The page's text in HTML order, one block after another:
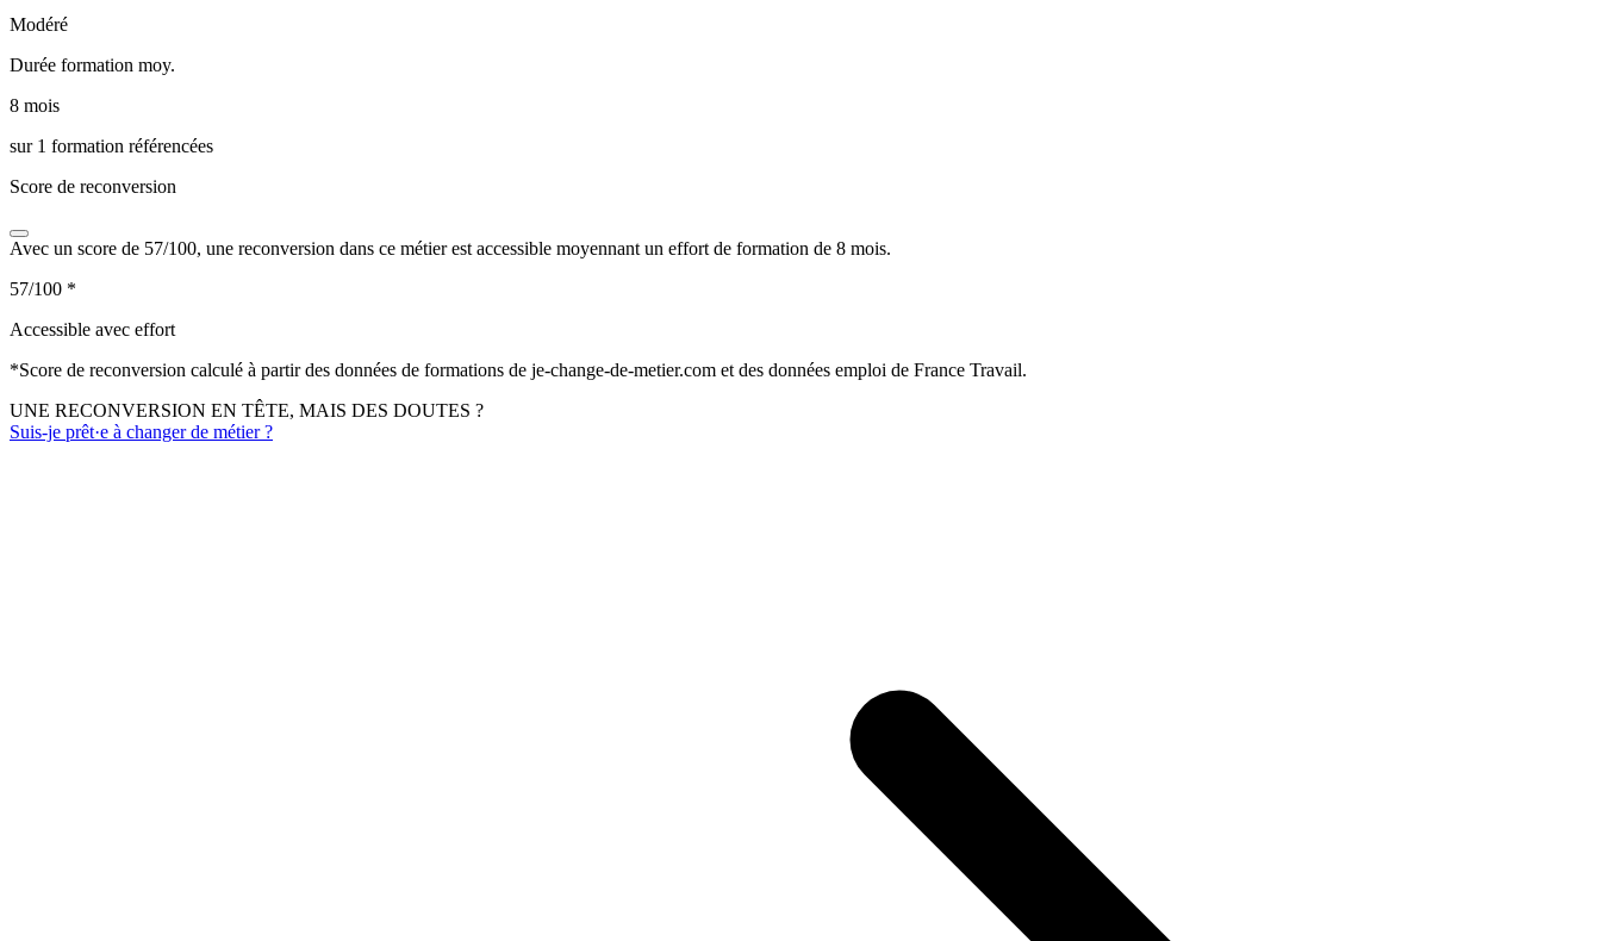
Modéré
Durée formation moy.
8 mois
sur 1 formation référencées
Score de reconversion
Avec un score de 57/100, une reconversion dans ce métier est accessible moyennant un effort de formation de 8 mois.
57/100 *
Accessible avec effort
*Score de reconversion calculé à partir des données de formations de je-change-de-metier.com et des données emploi de France Travail.
UNE RECONVERSION EN TÊTE, MAIS DES DOUTES ?
Suis-je prêt·e à changer de métier ?